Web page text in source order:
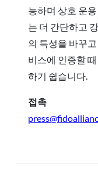
능하며 상호 운
는 더 간단하고
의 특성을 바꾸
비스에 인증할
하기 쉽습니다.
접촉